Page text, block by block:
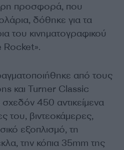
προσφορά, που
δόθηκε για τα
του κινηματογραφικού
Rocket».
από τους
και Turner Classic
450 αντικείμενα
του, βιντεοκάμερες,
εξοπλισμό, τη
την κόπια 35mm της